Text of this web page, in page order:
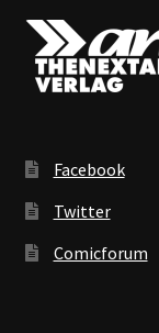
Facebook
Twitter
Comicforum